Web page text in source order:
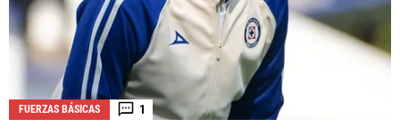
FUERZAS BÁSICAS
MERCADO DE FICHAJES
OPINIÓN
FUERZAS BÁSICAS 1